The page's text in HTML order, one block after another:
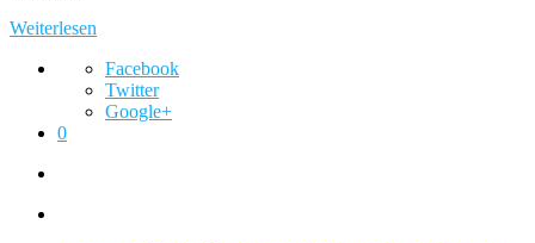
Weiterlesen
Facebook
Twitter
Google+
0